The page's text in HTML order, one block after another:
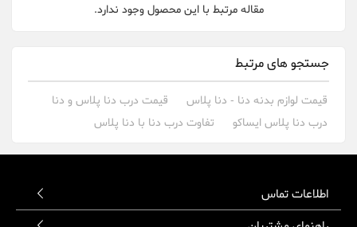
مقاله مرتبط با این محصول وجود ندارد.
جستجو های مرتبط
قیمت لوازم بدنه دنا - دنا پلاس
قیمت درب دنا پلاس و دنا
درب دنا پلاس ایساکو
تفاوت درب دنا با دنا پلاس
اطلاعات تماس